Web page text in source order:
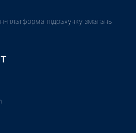
платформа підрахунку змагань